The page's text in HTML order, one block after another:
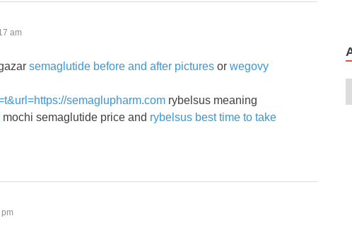
am
semaglutide before and after pictures or wegovy
semaglupharm.com rybelsus meaning
mochi semaglutide price and rybelsus best time to take